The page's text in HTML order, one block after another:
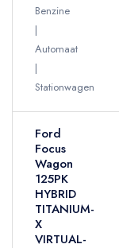
Benzine
Automaat
Stationwagen
Ford
Focus
Wagon
125PK
HYBRID
TITANIUM-
X
VIRTUAL-